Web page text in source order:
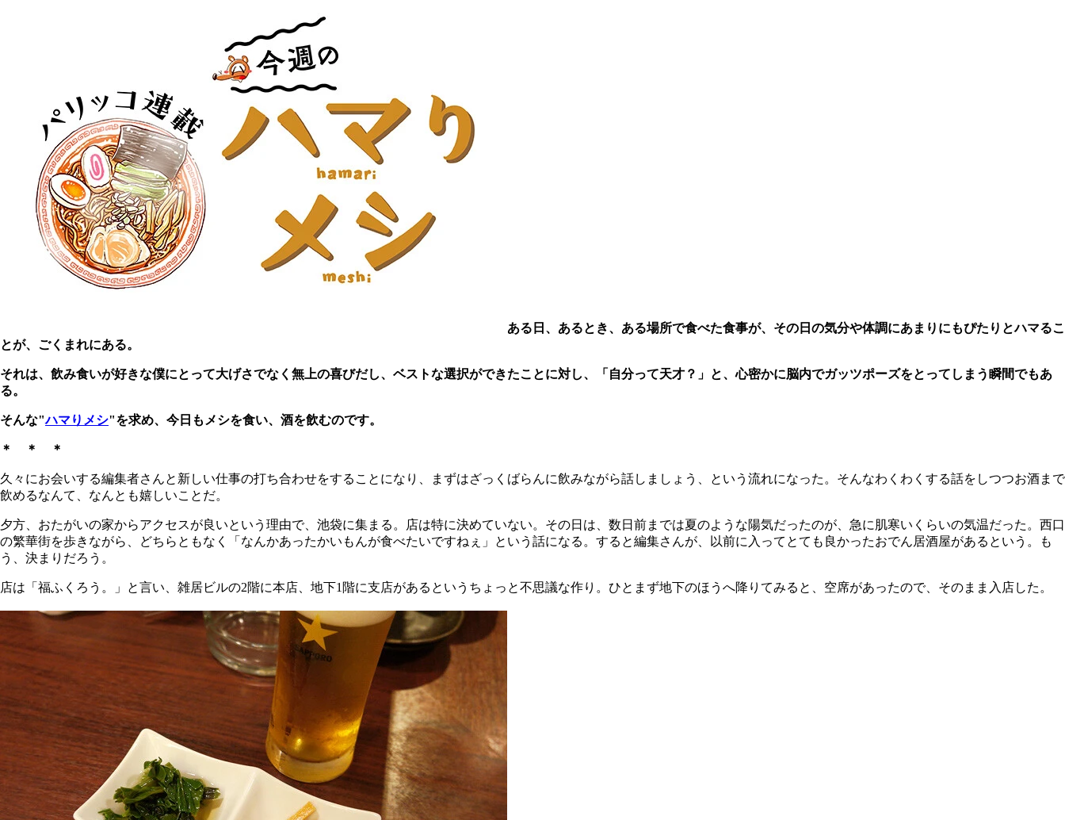
ある日、あるとき、ある場所で食べた食事が、その日の気分や体調にあまりにもぴたりとハマるこ
とが、ごくまれにある。
それは、飲み食いが好きな僕にとって大げさでなく無上の喜びだし、ベストな選択ができたことに対し、「自分って天才？」と、心密かに脳内でガッツポーズをとってしまう瞬間でもあ
る。
そんな"ハマりメシ"を求め、今日もメシを食い、酒を飲むのです。
＊ ＊ ＊
久々にお会いする編集者さんと新しい仕事の打ち合わせをすることになり、まずはざっくばらんに飲みながら話しましょう、という流れになった。そんなわくわくする話をしつつお酒まで
飲めるなんて、なんとも嬉しいことだ。
夕方、おたがいの家からアクセスが良いという理由で、池袋に集まる。店は特に決めていない。その日は、数日前までは夏のような陽気だったのが、急に肌寒いくらいの気温だった。西口
の繁華街を歩きながら、どちらともなく「なんかあったかいもんが食べたいですねぇ」という話になる。すると編集さんが、以前に入ってとても良かったおでん居酒屋があるという。も
う、決まりだろう。
店は「福ふくろう。」と言い、雑居ビルの2階に本店、地下1階に支店があるというちょっと不思議な作り。ひとまず地下のほうへ降りてみると、空席があったので、そのまま入店した。